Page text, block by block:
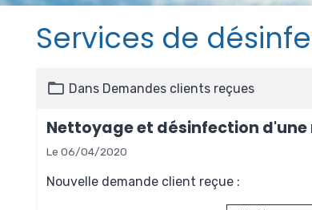
Services de
Dans Demandes clients reçues
Nettoyage et désinfection d'une
Le 06/04/2020
Nouvelle demande client reçue :